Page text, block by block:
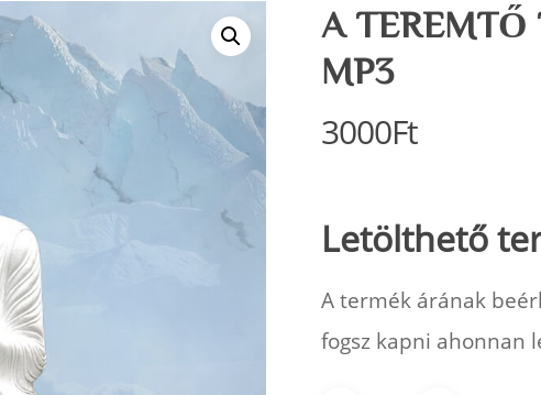
A TEREMTŐ
MP3
3000Ft
Letölthető
A termék árának
fogsz kapni ahonnan